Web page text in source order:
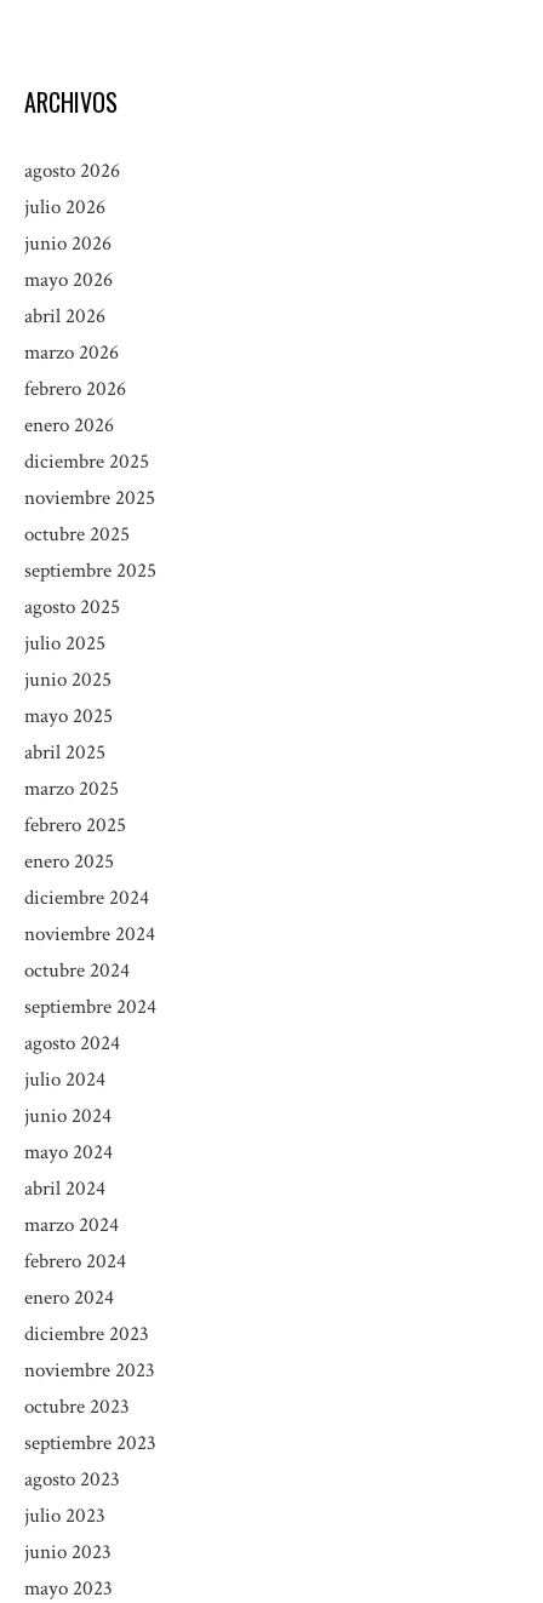
ARCHIVOS
agosto 2026
julio 2026
junio 2026
mayo 2026
abril 2026
marzo 2026
febrero 2026
enero 2026
diciembre 2025
noviembre 2025
octubre 2025
septiembre 2025
agosto 2025
julio 2025
junio 2025
mayo 2025
abril 2025
marzo 2025
febrero 2025
enero 2025
diciembre 2024
noviembre 2024
octubre 2024
septiembre 2024
agosto 2024
julio 2024
junio 2024
mayo 2024
abril 2024
marzo 2024
febrero 2024
enero 2024
diciembre 2023
noviembre 2023
octubre 2023
septiembre 2023
agosto 2023
julio 2023
junio 2023
mayo 2023